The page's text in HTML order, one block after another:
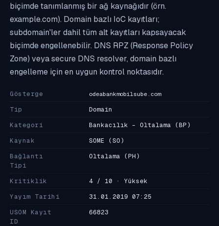
biçimde tanımlanmış bir ağ kaynağıdır (örn.
example.com). Domain bazlı IoC kayıtları;
subdomain'ler dahil tüm alt kayıtları kapsayacak
biçimde engellenebilir. DNS RPZ (Response Policy
Zone) veya secure DNS resolver, domain bazlı
engelleme için en uygun kontrol noktasıdır.
Gösterge odeabankmobilsube.com
Tip
Domain
Kategori
Bankacılık - Oltalama (BP)
Kaynak
SOME (SO)
Bağlantı
Tipi
Oltalama (PH)
Kritiklik
4 / 10 · Yüksek
Yayım Tarihi
31.01.2019 07:25
USOM Kayıt
ID
66823